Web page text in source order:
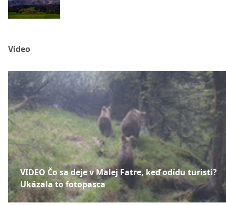
Video
VIDEO Čo sa deje v Malej Fatre, keď odídu turisti?
Ukázala to fotopasca